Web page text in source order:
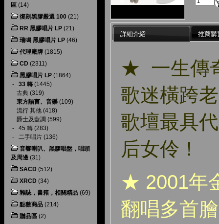
區 (14)
復刻黑膠嚴選 100 (21)
RR 黑膠唱片 LP (21)
瑞鳴 黑膠唱片 LP (46)
代理廠牌 (1815)
CD (2311)
黑膠唱片 LP (1864)
- 33 轉 (1445)
古典 (319)
東方語言、音樂 (109)
流行 其他 (418)
爵士及藍調 (599)
- 45 轉 (283)
- 二手唱片 (136)
音響喇叭、黑膠唱盤，唱頭
及周邊 (31)
SACD (512)
XRCD (34)
雜誌，書籍，相關精品 (69)
點數商品 (214)
贈品區 (2)
詳細介紹 推薦購
★ 一生傳
歌迷橫跨
歌壇最具
后女伶！
★ 2001年
翻唱多首